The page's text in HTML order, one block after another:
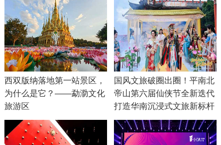
西双版纳落地第一站景区，
为什么是它？——勐泐文化
旅游区
国风文旅破圈出圈！平南北
帝山第六届仙侠节全新迭代
打造华南沉浸式文旅新标杆